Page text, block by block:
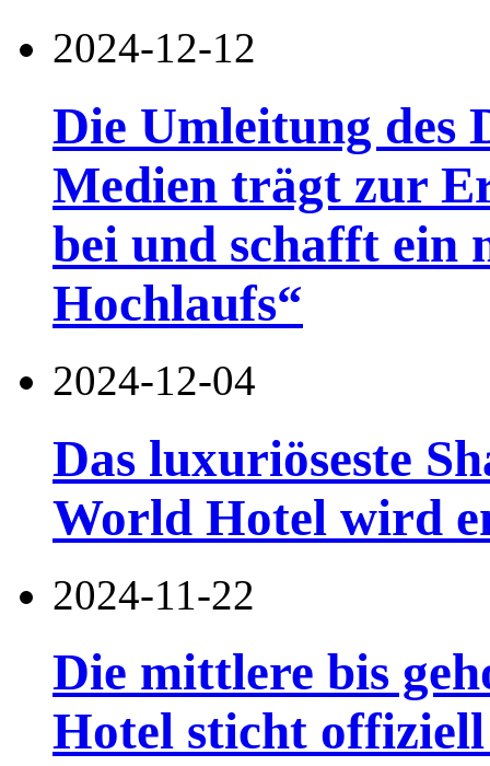
2024-12-12
Die Umleitung des
Medien trägt zur
bei und schafft ein
Hochlaufs“
2024-12-04
Das luxuriöseste
World Hotel wird
2024-11-22
Die mittlere bis
Hotel sticht